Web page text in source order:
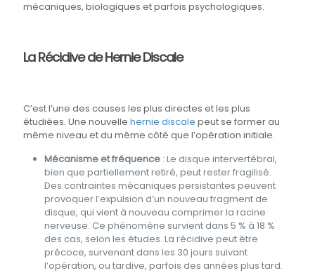
mécaniques, biologiques et parfois psychologiques.
La Récidive de Hernie Discale
C’est l’une des causes les plus directes et les plus
étudiées. Une nouvelle hernie discale peut se former au
même niveau et du même côté que l’opération initiale.
Mécanisme et fréquence : Le disque intervertébral,
bien que partiellement retiré, peut rester fragilisé.
Des contraintes mécaniques persistantes peuvent
provoquer l’expulsion d’un nouveau fragment de
disque, qui vient à nouveau comprimer la racine
nerveuse. Ce phénomène survient dans 5 % à 18 %
des cas, selon les études. La récidive peut être
précoce, survenant dans les 30 jours suivant
l’opération, ou tardive, parfois des années plus tard.